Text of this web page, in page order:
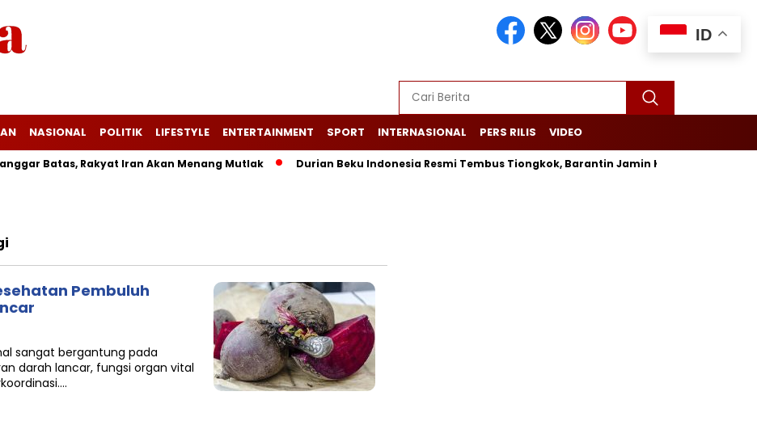
NASIONAL POLITIK LIFESTYLE ENTERTAINMENT SPORT INTERNASIONAL PERS RILIS VIDEO
Batas, Rakyat Iran Akan Menang Mutlak Durian Beku Indonesia Resmi Tembus Tiongkok, Barantin Jamin Ketertelusuran dari
Pembuluh
sangat bergantung pada
darah lancar, fungsi organ vital
ID